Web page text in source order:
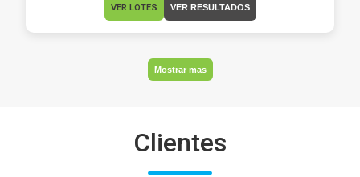
VER LOTES VER RESULTADOS
Mostrar mas
Clientes